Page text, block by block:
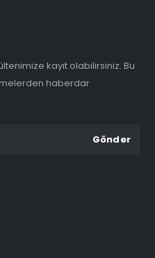
kayıt olabilirsiniz. Bu
haberdar